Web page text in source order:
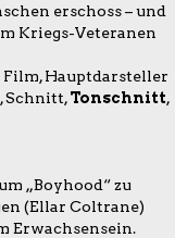
erschoss – und
Kriegs-Veteranen
Film, Hauptdarsteller
Schnitt,Tonschnitt,
„Boyhood“ zu
(Ellar Coltrane)
Erwachsensein.